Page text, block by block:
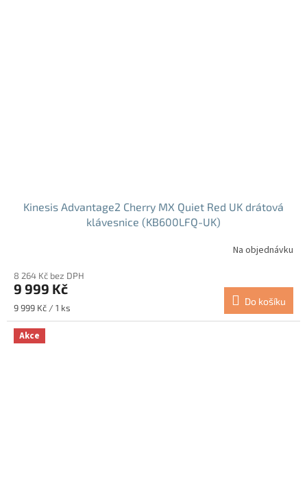
Kinesis Advantage2 Cherry MX Quiet Red UK drátová
klávesnice (KB600LFQ-UK)
Na objednávku
8 264 Kč bez DPH
9 999 Kč
Měrná
cena:
9 999 Kč / 1 ks
Do košíku
Akce